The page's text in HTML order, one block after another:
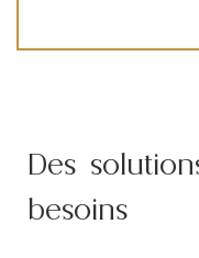
Des
besoins